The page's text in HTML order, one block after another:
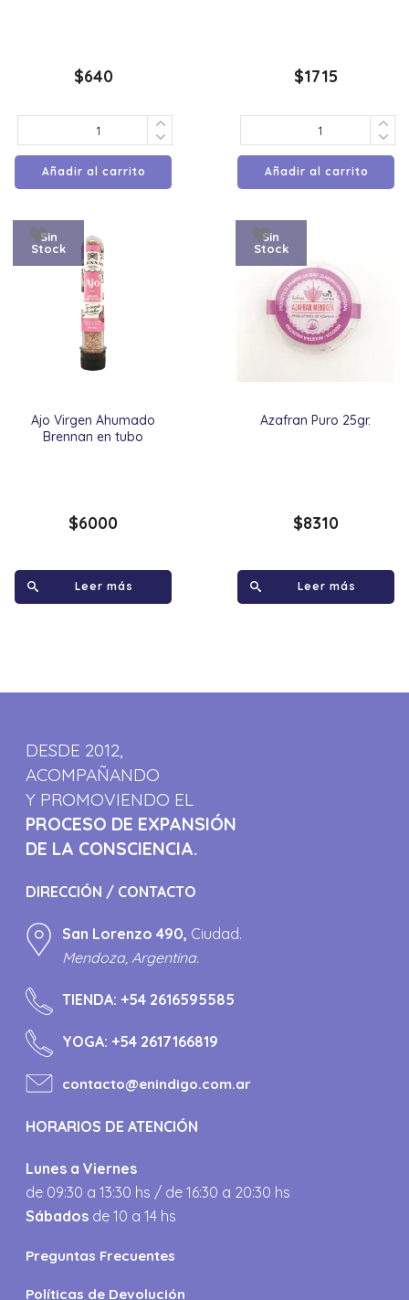
$640
Añadir al carrito
$1715
Añadir al carrito
Ajo Virgen Ahumado
Brennan en tubo
Sin
Stock
$6000
Leer más
Azafran Puro 25gr.
Sin
Stock
$8310
Leer más
DESDE 2012,
ACOMPAÑANDO
Y PROMOVIENDO EL
PROCESO DE EXPANSIÓN
DE LA CONSCIENCIA.
DIRECCIÓN / CONTACTO
San Lorenzo 490, Ciudad.
Mendoza, Argentina.
TIENDA:+54 2616595585
YOGA:+54 2617166819
contacto@enindigo.com.ar
HORARIOS DE ATENCIÓN
Lunes a Viernes
de 09:30 a 13:30 hs / de 16:30 a 20:30 hs
Sábados de 10 a 14 hs
Preguntas Frecuentes
Políticas de Devolución